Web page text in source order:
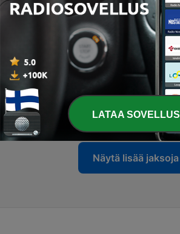
MY RECEPTIONIST
86 - YOU CALLED THE ROBBERS
19 syysk. 2021
85 - WHY CUT THE HAIR
12 kesäk. 2021
Näytä lisää jaksoja
LATAA SOVELLUS